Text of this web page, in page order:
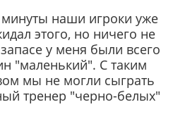
наши игроки уже
этого, но ничего не
у меня были всего
"маленький". С таким
мы не могли сыграть
тренер "черно-белых"